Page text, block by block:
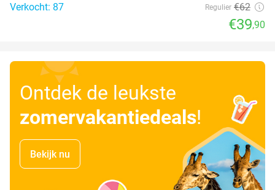
Verkocht: 87
Regulier €62
€39,90
Ontdek de leukste
zomervakantiedeals!
Bekijk nu